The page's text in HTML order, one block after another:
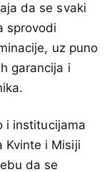
da se svaki
sprovodi
uz puno
garancija i
i institucijama
Kvinte i Misiji
da se